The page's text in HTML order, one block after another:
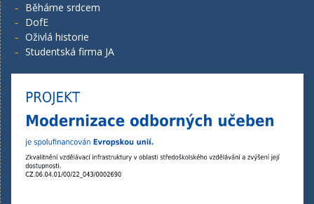
Běháme srdcem
DofE
Oživlá historie
Studentská firma JA